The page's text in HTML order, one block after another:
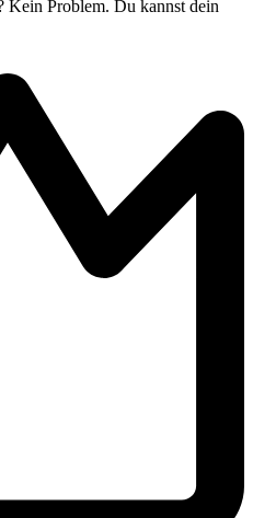
Kein Problem. Du kannst dein